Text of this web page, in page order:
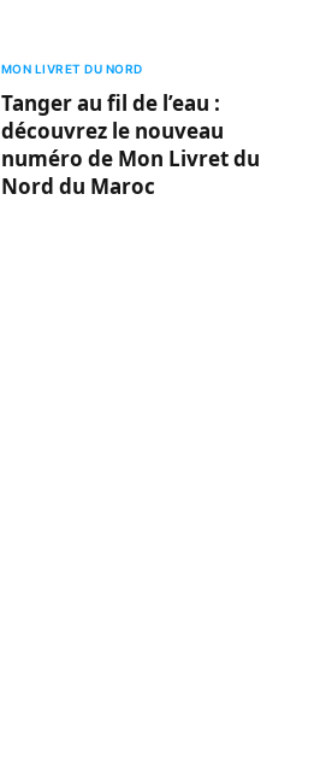
MON LIVRET DU NORD
Tanger au fil de l’eau :
découvrez le nouveau
numéro de Mon Livret du
Nord du Maroc